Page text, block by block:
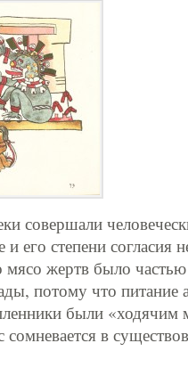
совершали
и его степени
мясо жертв было
потому что
были
в